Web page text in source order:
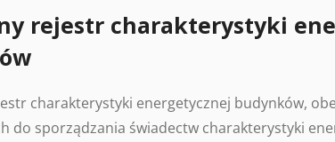
rejestr charakterystyki
charakterystyki energetycznej budynków,
do sporządzania świadectw charakterystyki